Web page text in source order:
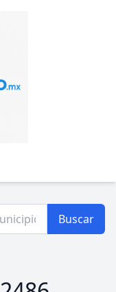
Buscar